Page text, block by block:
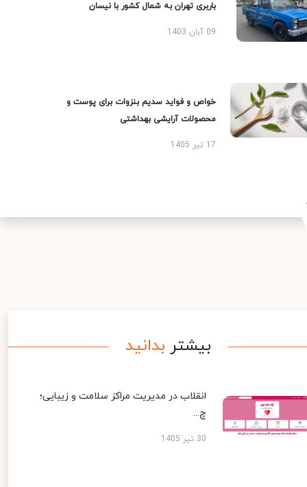
باربری تهران به شمال کشور با نیسان
09 آبان 1403
خواص و فواید سدیم بنزوات برای پوست و
محصولات آرایشی بهداشتی
17 تیر 1405
بیشتر بدانید
انقلاب در مدیریت مراکز سلامت و زیبایی؛
چ...
30 تیر 1405